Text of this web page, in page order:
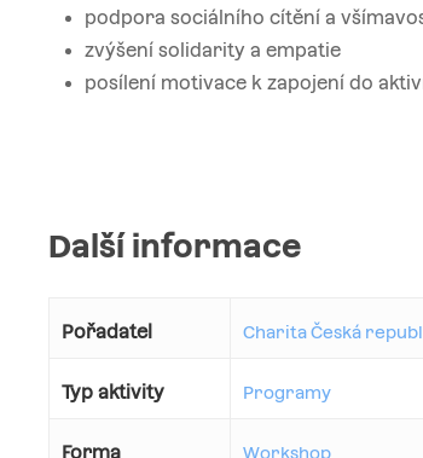
podpora sociálního cítění a
zvýšení solidarity a empatie
posílení motivace k zapojení do
Další informace
Pořadatel Charita Česká
Typ aktivity Programy
Forma Workshop